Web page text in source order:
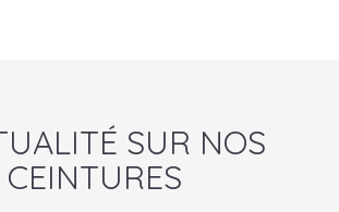
SUR NOS
CEINTURES